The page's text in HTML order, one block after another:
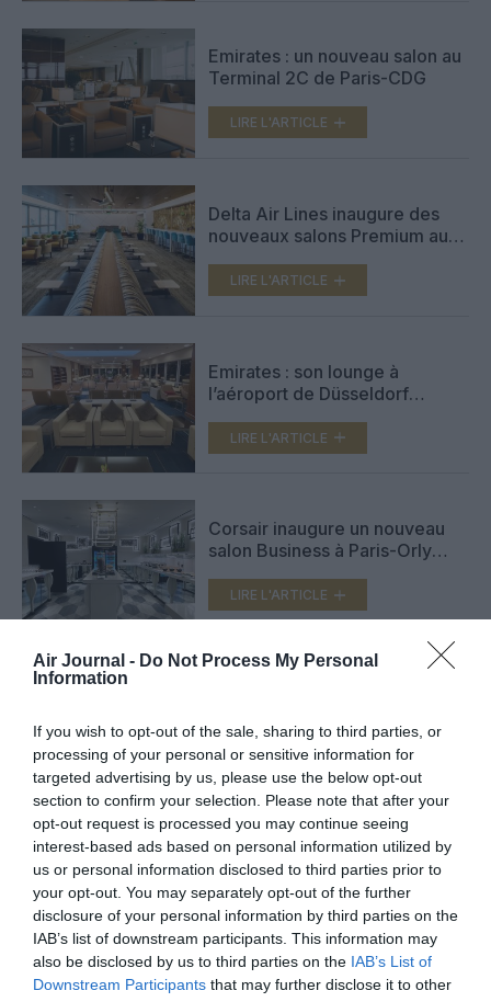
Air Journal - Do Not Process My Personal
Information
If you wish to opt-out of the sale, sharing to third parties, or
processing of your personal or sensitive information for
targeted advertising by us, please use the below opt-out
section to confirm your selection. Please note that after your
opt-out request is processed you may continue seeing
interest-based ads based on personal information utilized by
us or personal information disclosed to third parties prior to
your opt-out. You may separately opt-out of the further
disclosure of your personal information by third parties on the
IAB’s list of downstream participants. This information may
also be disclosed by us to third parties on the IAB’s List of
Downstream Participants that may further disclose it to other
Emirates : un nouveau salon au
Terminal 2C de Paris-CDG
LIRE L'ARTICLE
Delta Air Lines inaugure des
nouveaux salons Premium aux
LIRE L'ARTICLE
Emirates : son lounge à
l’aéroport de Düsseldorf
LIRE L'ARTICLE
Corsair inaugure un nouveau
salon Business à Paris-Orly
LIRE L'ARTICLE
Travel Awards
LIRE L'ARTICLE
VOIR PLUS D'ARTICLES
FAIRE UN DON